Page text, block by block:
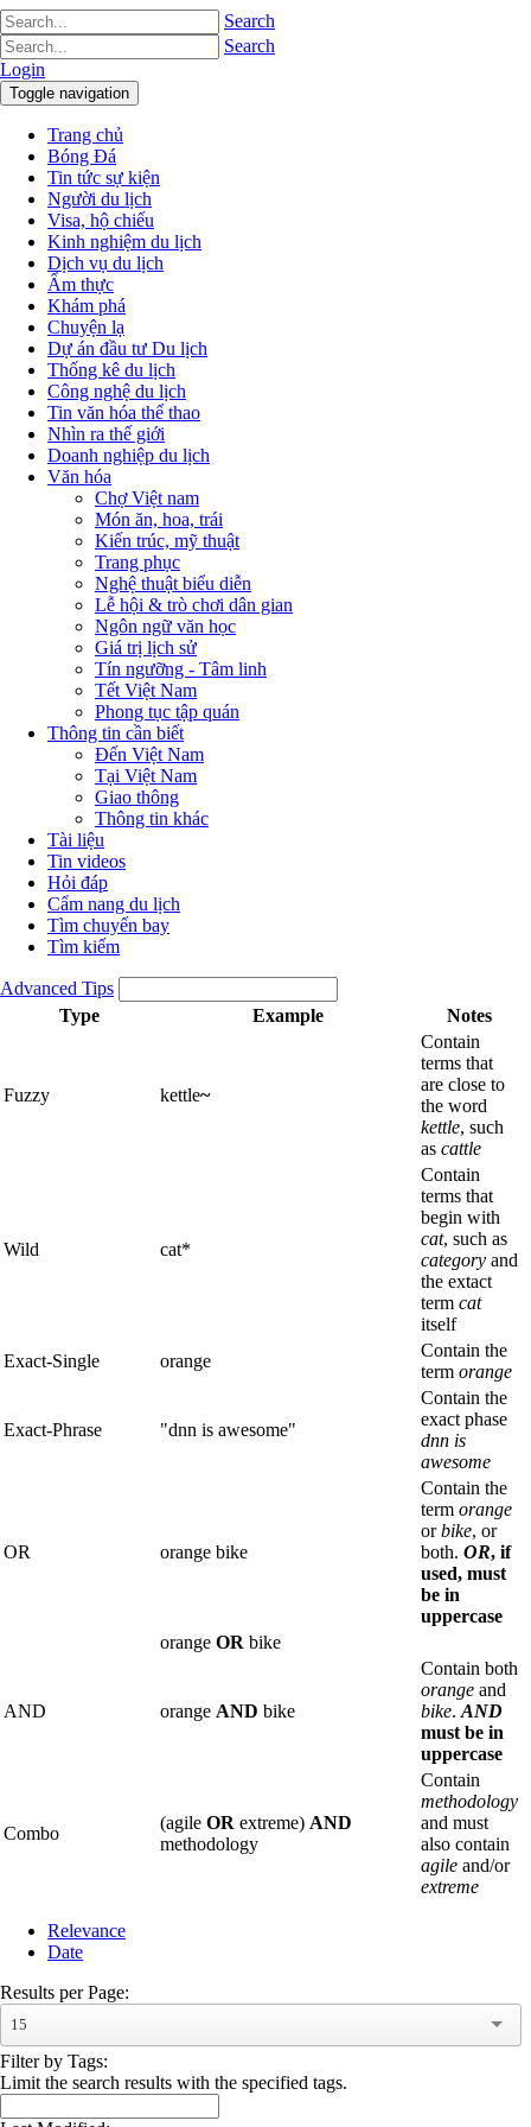
Search
Search
Login
Toggle navigation
Trang chủ
Bóng Đá
Tin tức sự kiện
Người du lịch
Visa, hộ chiếu
Kinh nghiệm du lịch
Dịch vụ du lịch
Ẩm thực
Khám phá
Chuyện lạ
Dự án đầu tư Du lịch
Thống kê du lịch
Công nghệ du lịch
Tin văn hóa thể thao
Nhìn ra thế giới
Doanh nghiệp du lịch
Văn hóa
Chợ Việt nam
Món ăn, hoa, trái
Kiến trúc, mỹ thuật
Trang phục
Nghệ thuật biểu diễn
Lễ hội & trò chơi dân gian
Ngôn ngữ văn học
Giá trị lịch sử
Tín ngưỡng - Tâm linh
Tết Việt Nam
Phong tục tập quán
Thông tin cần biết
Đến Việt Nam
Tại Việt Nam
Giao thông
Thông tin khác
Tài liệu
Tin videos
Hỏi đáp
Cẩm nang du lịch
Tìm chuyến bay
Tìm kiếm
Advanced Tips
Type
Example Notes
Fuzzy kettle~
Contain
terms that
are close to
the word
kettle, such
as cattle
Wild cat*
Contain
terms that
begin with
cat, such as
category and
the extact
term cat
itself
Exact-Single
orange
Contain the
term orange
Exact-Phrase "dnn is awesome"
Contain the
exact phase
dnn is
awesome
OR orange bike
Contain the
term orange
orbike, or
both. OR, if
used, must
be in
uppercase
orange OR bike
AND orange AND bike
Contain both
orange and
bike. AND
must be in
uppercase
Combo
(agile OR extreme) AND
methodology
Contain
methodology
and must
also contain
agile and/or
extreme
Relevance
Date
Results per Page:
15
Filter by Tags:
Limit the search results with the specified tags.